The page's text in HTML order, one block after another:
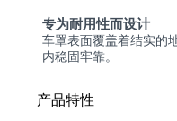
专为耐用性而设计
车罩表面覆盖着结实的
内稳固牢靠。
产品特性